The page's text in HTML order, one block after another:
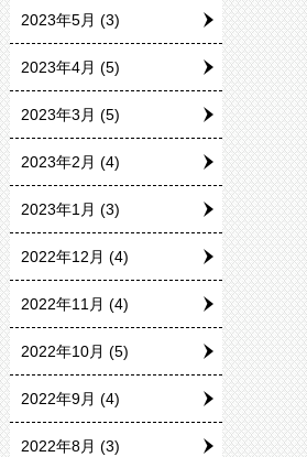
2023年5月 (3)
2023年4月 (5)
2023年3月 (5)
2023年2月 (4)
2023年1月 (3)
2022年12月 (4)
2022年11月 (4)
2022年10月 (5)
2022年9月 (4)
2022年8月 (3)